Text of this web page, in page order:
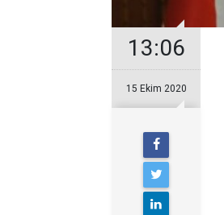
13:06
15 Ekim 2020